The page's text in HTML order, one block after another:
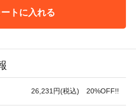
トに入れる
26,231円(税込) 20%OFF!!